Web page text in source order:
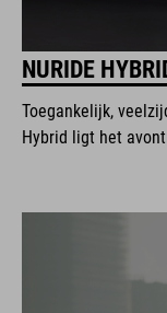
NURIDE
Toegankelijk,
Hybrid ligt het